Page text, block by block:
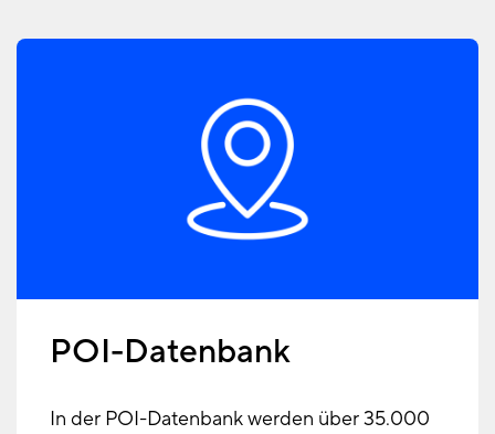
POI-Datenbank
In der POI-Datenbank werden über 35.000